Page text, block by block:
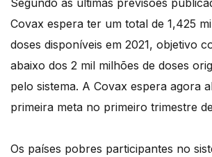
Segundo as últimas previsões
Covax espera ter um total de 1,425
doses disponíveis em 2021, objetivo
abaixo dos 2 mil milhões de doses
pelo sistema. A Covax espera agora
primeira meta no primeiro trimestre
Os países pobres participantes no